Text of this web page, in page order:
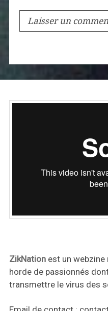
ZikNationest un webzine
horde de passionnés
transmettre le virus des